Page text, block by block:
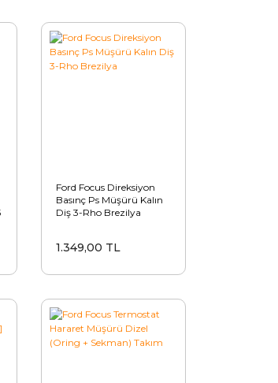
Ford Focus Direksiyon
Basınç Ps Müşürü Kalın
Diş 3-Rho Brezilya
1.349,00 TL